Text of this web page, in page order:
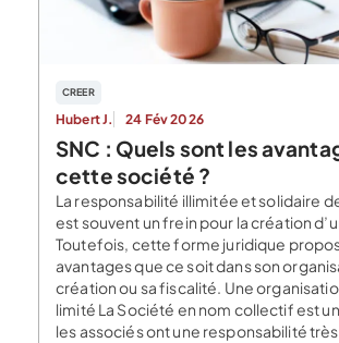
CREER
Hubert J. 24 Fév 2026
SNC : Quels sont les
cette société ?
La responsabilité illimitée et solidaire
est souvent un frein pour la création
Toutefois, cette forme juridique
avantages que ce soit dans son
création ou sa fiscalité. Une
limité La Société en nom collectif est
les associés ont une responsabilité